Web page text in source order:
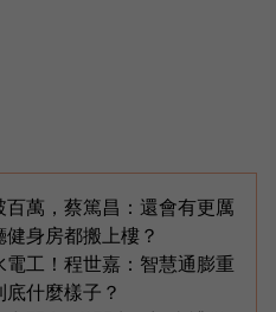
萬，蔡篤昌：還會有更厲
身房都搬上樓？
工！程世嘉：智慧通膨重
什麼樣子？